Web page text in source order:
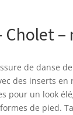
Cholet
de danse
des inserts en
pour un look
de pied.